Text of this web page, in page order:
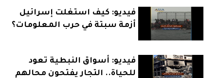
فيديو: كيف استغلت إسرائيل
أزمة سبتة في حرب المعلومات؟
فيديو: أسواق النبطية تعود
للحياة.. التجار يفتحون محالهم